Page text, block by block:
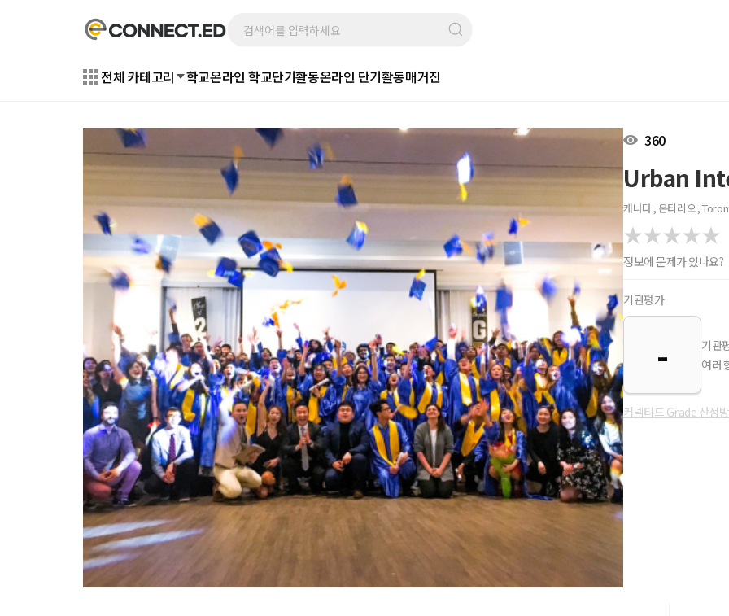
전체 카테고리 학교온라인 학교단기활동온라인 단기활동매거진
360
Urban
캐나다 , 온타리오 ,
정보에 문제가 있나요?
기관평가
-
기관
여러
커넥티드 Grade 산정